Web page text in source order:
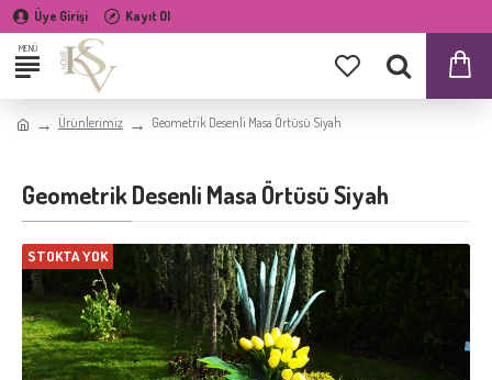
Üye Girişi Kayıt Ol
Ürünlerimiz Geometrik Desenli Masa Örtüsü Siyah
Geometrik Desenli Masa Örtüsü Siyah
STOKTA YOK